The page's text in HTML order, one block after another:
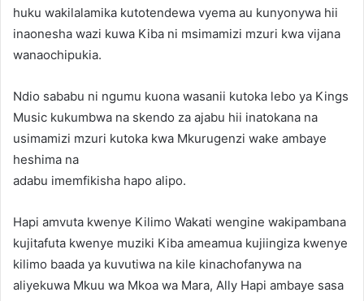
huku wakilalamika kutotendewa vyema au kunyonywa hii
inaonesha wazi kuwa Kiba ni msimamizi mzuri kwa vijana
wanaochipukia.
Ndio sababu ni ngumu kuona wasanii kutoka lebo ya Kings
Music kukumbwa na skendo za ajabu hii inatokana na
usimamizi mzuri kutoka kwa Mkurugenzi wake ambaye
heshima na
adabu imemfikisha hapo alipo.
Hapi amvuta kwenye Kilimo Wakati wengine wakipambana
kujitafuta kwenye muziki Kiba ameamua kujiingiza kwenye
kilimo baada ya kuvutiwa na kile kinachofanywa na
aliyekuwa Mkuu wa Mkoa wa Mara, Ally Hapi ambaye sasa